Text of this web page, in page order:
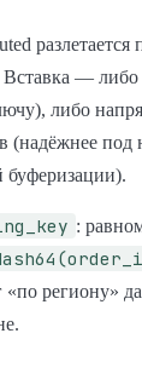
— либо
либо
(надёжнее под
:
региону»